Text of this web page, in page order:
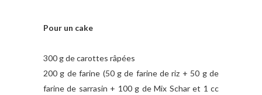
Pour un cake
300 g de carottes râpées
200 g de farine (50 g de farine de riz + 50 g de
farine de sarrasin + 100 g de Mix Schar et 1 cc